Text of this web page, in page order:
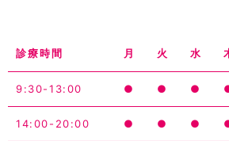
診療時間 月 火 水
9:30-13:00 ● ● ●
14:00-20:00 ● ● ●